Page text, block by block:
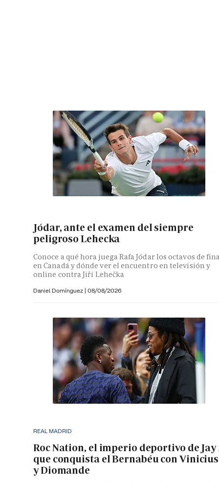
Jódar, ante el examen del siempre
peligroso Lehecka
Conoce a qué hora juega Rafa Jódar los octavos de
en Canadá y dónde ver el encuentro en televisión y
online contra Jiří Lehečka
Daniel Domínguez | 08/08/2026
REAL MADRID
Roc Nation, el imperio deportivo de Jay
que conquista el Bernabéu con Vinicius
y Diomande